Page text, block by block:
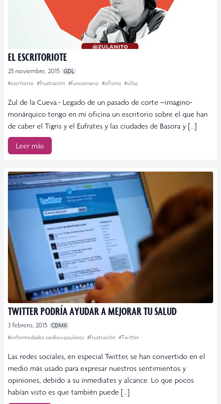
EL ESCRITORIOTE
25 noviembre, 2015 GDL
#escritorio #frustración #funcionario #oficina #sillas
Zul de la Cueva.- Legado de un pasado de corte –imagino-
monárquico tengo en mi oficina un escritorio sobre el que han
de caber el Tigris y el Eufrates y las ciudades de Basora y […]
Leer más
TWITTER PODRÍA AYUDAR A MEJORAR TU SALUD
3 febrero, 2015 CDMX
#enfermedades cardiovasculares #frustración #Twitter
Las redes sociales, en especial Twitter, se han convertido en el
medio más usado para expresar nuestros sentimientos y
opiniones, debido a su inmediates y alcance. Lo que pocos
habían visto es que también puede […]